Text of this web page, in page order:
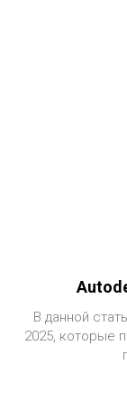
В данной
2025, которые